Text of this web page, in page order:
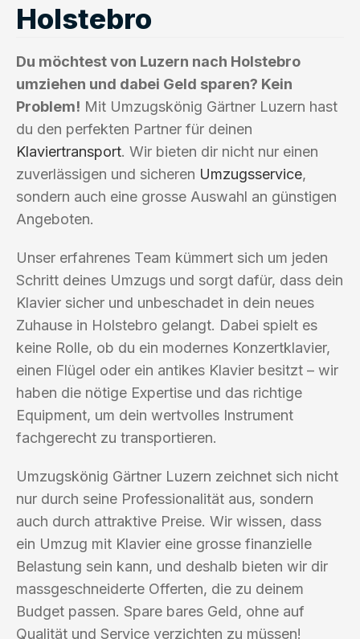
Holstebro
Du möchtest von Luzern nach Holstebro
umziehen und dabei Geld sparen? Kein
Problem! Mit Umzugskönig Gärtner Luzern hast
du den perfekten Partner für deinen
Klaviertransport. Wir bieten dir nicht nur einen
zuverlässigen und sicheren Umzugsservice,
sondern auch eine grosse Auswahl an günstigen
Angeboten.
Unser erfahrenes Team kümmert sich um jeden
Schritt deines Umzugs und sorgt dafür, dass dein
Klavier sicher und unbeschadet in dein neues
Zuhause in Holstebro gelangt. Dabei spielt es
keine Rolle, ob du ein modernes Konzertklavier,
einen Flügel oder ein antikes Klavier besitzt – wir
haben die nötige Expertise und das richtige
Equipment, um dein wertvolles Instrument
fachgerecht zu transportieren.
Umzugskönig Gärtner Luzern zeichnet sich nicht
nur durch seine Professionalität aus, sondern
auch durch attraktive Preise. Wir wissen, dass
ein Umzug mit Klavier eine grosse finanzielle
Belastung sein kann, und deshalb bieten wir dir
massgeschneiderte Offerten, die zu deinem
Budget passen. Spare bares Geld, ohne auf
Qualität und Service verzichten zu müssen!